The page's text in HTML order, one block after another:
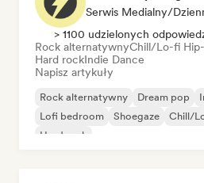
Serwis Medialny/
> 1100 udzielonych
Rock alternatywnyChill/Lo-fi
Hard rockIndie Dance
Napisz artykuły
Rock alternatywny Dream pop
Lofi bedroom
Shoegaze
Chill/
Hard rock